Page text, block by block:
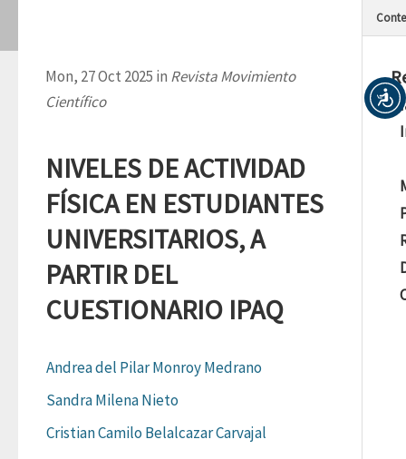
Mon, 27 Oct 2025 in Revista Movimiento
Científico
NIVELES DE ACTIVIDAD
FÍSICA EN ESTUDIANTES
UNIVERSITARIOS, A
PARTIR DEL
CUESTIONARIO IPAQ
Andrea del Pilar Monroy Medrano
Sandra Milena Nieto
Cristian Camilo Belalcazar Carvajal